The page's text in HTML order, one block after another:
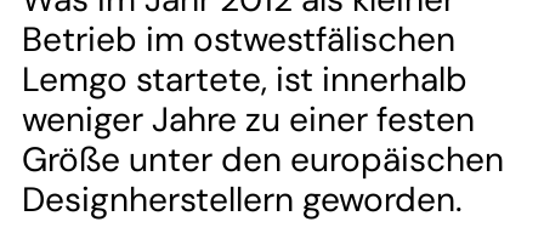
Betrieb im ostwestfälischen
Lemgo startete, ist innerhalb
weniger Jahre zu einer festen
Größe unter den europäischen
Designherstellern geworden.